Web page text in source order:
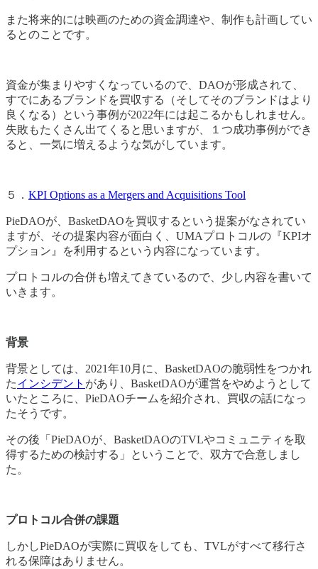
また将来的には映画のための資金調達や、制作も計画してい
るとのことです。
資金が集まりやすくなっているので、DAOが形成されて、
すでにあるブランドを買収する（そしてそのブランドはより
良くなる）という事例が2022年には起こるかもしれません。
失敗もたくさん出てくると思いますが、１つ成功事例ができ
ると、一気に増えるような気がしています。
５． KPI Options as a Mergers and Acquisitions Tool
PieDAOが、BasketDAOを買収するという提案がなされてい
ますが、その提案内容が面白く、UMAプロトコルの『KPIオ
プション』を利用するという内容になっています。
プロトコルの合併も増えてきているので、少し内容を書いて
いきます。
背景
背景としては、2021年10月に、BasketDAOの脆弱性をつかれ
たインシデント があり、BasketDAOが運営をやめようとして
いたところに、PieDAOチームを紹介され、買収の話になっ
たそうです。
その後「PieDAOが、BasketDAOのTVLやコミュニティを取
得するための検討する」ということで、双方で合意しまし
た。
プロトコル合併の課題
しかしPieDAOが実際に買収をしても、TVLがすべて移行さ
れる保障はありません。